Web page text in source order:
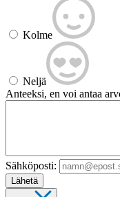
Kolme
Neljä
Anteeksi, en voi antaa
Sähköposti:
Lähetä